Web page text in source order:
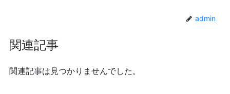
admin
関連記事
関連記事は見つかりませんでした。